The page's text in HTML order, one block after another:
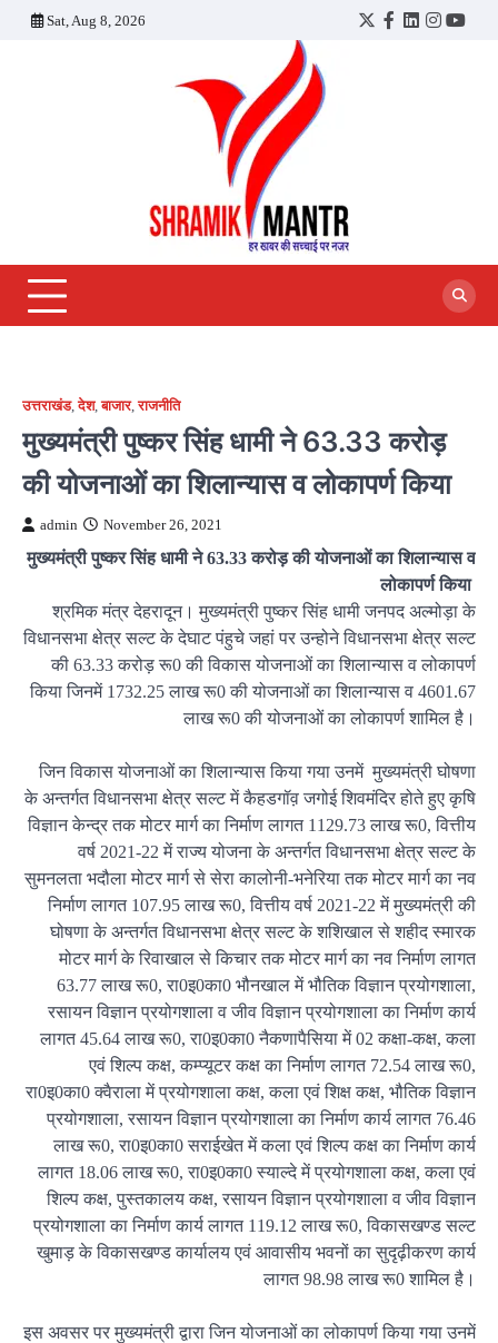
Sat, Aug 8, 2026
Twitter
Facebook
LinkedIn
उत्तराखंड,देश,बाजार,राजनीति
मुख्यमंत्री पुष्कर सिंह धामी ने 63.33 करोड़
की योजनाओं का शिलान्यास व लोकापर्ण किया
admin November 26, 2021
मुख्यमंत्री पुष्कर सिंह धामी ने 63.33 करोड़ की योजनाओं का शिलान्यास व
लोकापर्ण किया
श्रमिक मंत्र देहरादून। मुख्यमंत्री पुष्कर सिंह धामी जनपद अल्मोड़ा के
विधानसभा क्षेत्र सल्ट के देघाट पंहुचे जहां पर उन्होने विधानसभा क्षेत्र सल्ट
की 63.33 करोड़ रू0 की विकास योजनाओं का शिलान्यास व लोकापर्ण
किया जिनमें 1732.25 लाख रू0 की योजनाओं का शिलान्यास व 4601.67
लाख रू0 की योजनाओं का लोकापर्ण शामिल है।
जिन विकास योजनाओं का शिलान्यास किया गया उनमें मुख्यमंत्री घोषणा
के अन्तर्गत विधानसभा क्षेत्र सल्ट में कैहडगॉव़ जगोई शिवमंदिर होते हुए कृषि
विज्ञान केन्द्र तक मोटर मार्ग का निर्माण लागत 1129.73 लाख रू0, वित्तीय
वर्ष 2021-22 में राज्य योजना के अन्तर्गत विधानसभा क्षेत्र सल्ट के
सुमनलता भदौला मोटर मार्ग से सेरा कालोनी-भनेरिया तक मोटर मार्ग का नव
निर्माण लागत 107.95 लाख रू0, वित्तीय वर्ष 2021-22 में मुख्यमंत्री की
घोषणा के अन्तर्गत विधानसभा क्षेत्र सल्ट के शशिखाल से शहीद स्मारक
मोटर मार्ग के रिवाखाल से किचार तक मोटर मार्ग का नव निर्माण लागत
63.77 लाख रू0, रा0इ0का0 भौनखाल में भौतिक विज्ञान प्रयोगशाला,
रसायन विज्ञान प्रयोगशाला व जीव विज्ञान प्रयोगशाला का निर्माण कार्य
लागत 45.64 लाख रू0, रा0इ0का0 नैकणापैसिया में 02 कक्षा-कक्ष, कला
एवं शिल्प कक्ष, कम्प्यूटर कक्ष का निर्माण लागत 72.54 लाख रू0,
रा0इ0का0 क्वैराला में प्रयोगशाला कक्ष, कला एवं शिक्ष कक्ष, भौतिक विज्ञान
प्रयोगशाला, रसायन विज्ञान प्रयोगशाला का निर्माण कार्य लागत 76.46
लाख रू0, रा0इ0का0 सराईखेत में कला एवं शिल्प कक्ष का निर्माण कार्य
लागत 18.06 लाख रू0, रा0इ0का0 स्याल्दे में प्रयोगशाला कक्ष, कला एवं
शिल्प कक्ष, पुस्तकालय कक्ष, रसायन विज्ञान प्रयोगशाला व जीव विज्ञान
प्रयोगशाला का निर्माण कार्य लागत 119.12 लाख रू0, विकासखण्ड सल्ट
खुमाड़ के विकासखण्ड कार्यालय एवं आवासीय भवनों का सुदृढ़ीकरण कार्य
लागत 98.98 लाख रू0 शामिल है।
इस अवसर पर मुख्यमंत्री द्वारा जिन योजनाओं का लोकापर्ण किया गया उनमें